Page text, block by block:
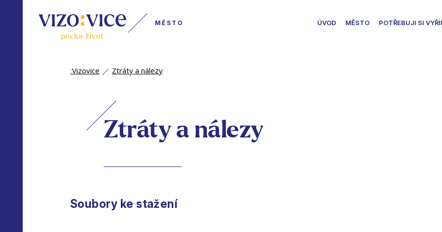
MĚSTO ÚVOD MĚSTO POTŘEBUJI SI
:Vizovice Ztráty a nálezy
Ztráty a nálezy
Soubory ke stažení